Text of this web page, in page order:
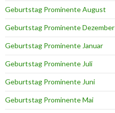
Geburtstag Prominente August
Geburtstag Prominente Dezember
Geburtstag Prominente Januar
Geburtstag Prominente Juli
Geburtstag Prominente Juni
Geburtstag Prominente Mai